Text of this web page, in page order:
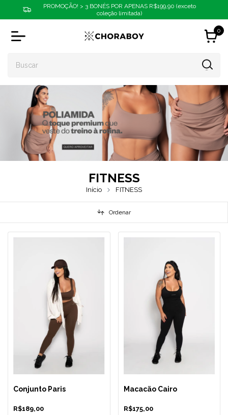
PROMOÇÃO! > 3 BONÉS POR APENAS R$199,90 (exceto
coleção limitada)
0
FITNESS
Início FITNESS
Ordenar
Conjunto Paris
R$189,00
Macacão Cairo
R$175,00